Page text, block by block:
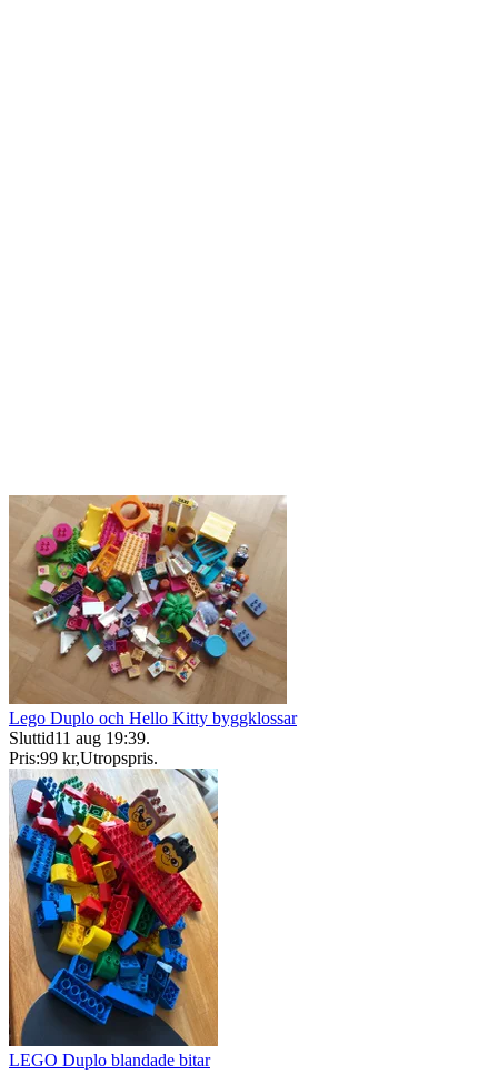
Lego Duplo och Hello Kitty byggklossar
Sluttid11 aug 19:39.
Pris:99 kr,Utropspris.
LEGO Duplo blandade bitar